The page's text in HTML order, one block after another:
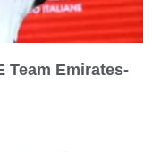
Team Emirates-